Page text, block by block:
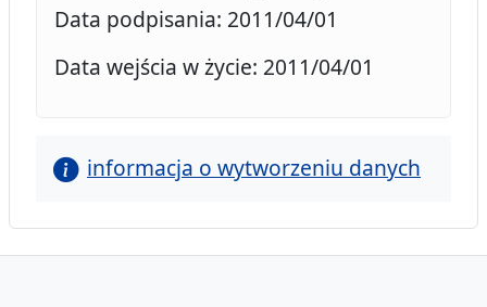
Data podpisania: 2011/04/01
Data wejścia w życie: 2011/04/01
informacja o wytworzeniu danych